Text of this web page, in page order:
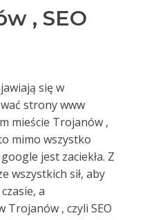
, SEO
się w
strony www
mieście Trojanów ,
mimo wszystko
jest zaciekła. Z
wszystkich sił, aby
a
Trojanów , czyli SEO